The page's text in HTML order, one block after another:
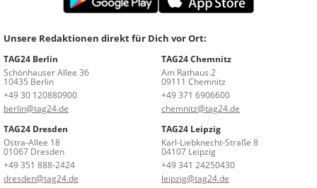
Unsere Redaktionen direkt für Dich vor Ort:
TAG24 Berlin
Schönhauser Allee 36
10435 Berlin
+49 30 120880900
berlin@tag24.de
TAG24 Chemnitz
Am Rathaus 2
09111 Chemnitz
+49 371 6906600
chemnitz@tag24.de
TAG24 Dresden
Ostra-Allee 18
01067 Dresden
+49 351 888-2424
dresden@tag24.de
TAG24 Leipzig
Karl-Liebknecht-Straße 8
04107 Leipzig
+49 341 24250430
leipzig@tag24.de